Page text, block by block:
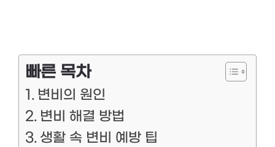
빠른 목차
변비의 원인
변비 해결 방법
생활 속 변비 예방 팁